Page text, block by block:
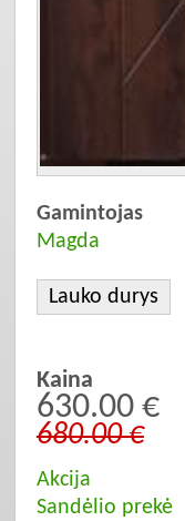
Gamintojas
Magda
Lauko durys
Kaina
630.00 €
680.00 €
Akcija
Sandėlio prekė